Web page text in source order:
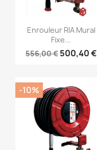
Aperçu rapide
Enrouleur RIA Mural
Fixe...
556,00 € 500,40 €
-10%